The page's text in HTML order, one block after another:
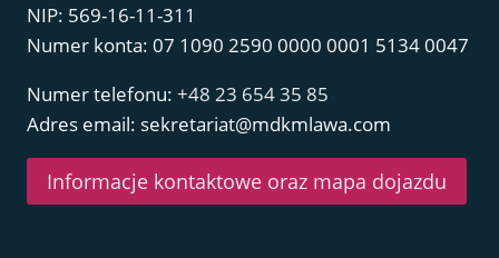
NIP: 569-16-11-311
Numer konta: 07 1090 2590 0000 0001 5134 0047
Numer telefonu: +48 23 654 35 85
Adres email: sekretariat@mdkmlawa.com
Informacje kontaktowe oraz mapa dojazdu